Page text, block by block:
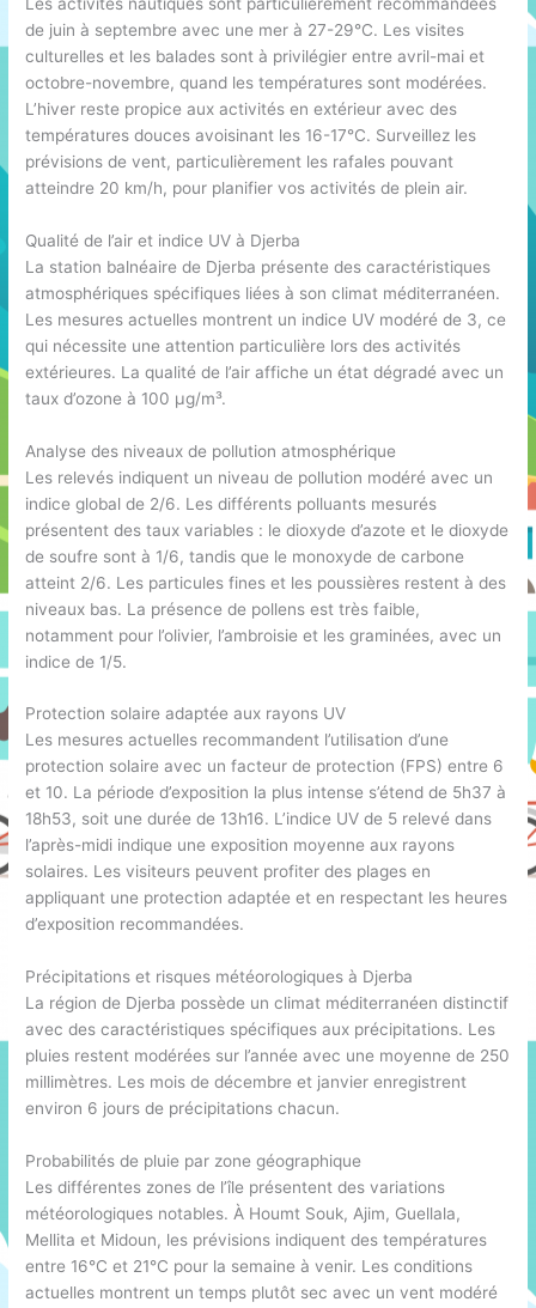
de juin à septembre avec une mer à 27-29°C. Les visites
culturelles et les balades sont à privilégier entre avril-mai et
octobre-novembre, quand les températures sont modérées.
L’hiver reste propice aux activités en extérieur avec des
températures douces avoisinant les 16-17°C. Surveillez les
prévisions de vent, particulièrement les rafales pouvant
atteindre 20 km/h, pour planifier vos activités de plein air.
Qualité de l’air et indice UV à Djerba
La station balnéaire de Djerba présente des caractéristiques
atmosphériques spécifiques liées à son climat méditerranéen.
Les mesures actuelles montrent un indice UV modéré de 3, ce
qui nécessite une attention particulière lors des activités
extérieures. La qualité de l’air affiche un état dégradé avec un
taux d’ozone à 100 µg/m³.
Analyse des niveaux de pollution atmosphérique
Les relevés indiquent un niveau de pollution modéré avec un
indice global de 2/6. Les différents polluants mesurés
présentent des taux variables : le dioxyde d’azote et le dioxyde
de soufre sont à 1/6, tandis que le monoxyde de carbone
atteint 2/6. Les particules fines et les poussières restent à des
niveaux bas. La présence de pollens est très faible,
notamment pour l’olivier, l’ambroisie et les graminées, avec un
indice de 1/5.
Protection solaire adaptée aux rayons UV
Les mesures actuelles recommandent l’utilisation d’une
protection solaire avec un facteur de protection (FPS) entre 6
et 10. La période d’exposition la plus intense s’étend de 5h37 à
18h53, soit une durée de 13h16. L’indice UV de 5 relevé dans
l’après-midi indique une exposition moyenne aux rayons
solaires. Les visiteurs peuvent profiter des plages en
appliquant une protection adaptée et en respectant les heures
d’exposition recommandées.
Précipitations et risques météorologiques à Djerba
La région de Djerba possède un climat méditerranéen distinctif
avec des caractéristiques spécifiques aux précipitations. Les
pluies restent modérées sur l’année avec une moyenne de 250
millimètres. Les mois de décembre et janvier enregistrent
environ 6 jours de précipitations chacun.
Probabilités de pluie par zone géographique
Les différentes zones de l’île présentent des variations
météorologiques notables. À Houmt Souk, Ajim, Guellala,
Mellita et Midoun, les prévisions indiquent des températures
entre 16°C et 21°C pour la semaine à venir. Les conditions
actuelles montrent un temps plutôt sec avec un vent modéré